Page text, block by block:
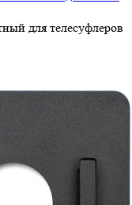
для телесуфлеров